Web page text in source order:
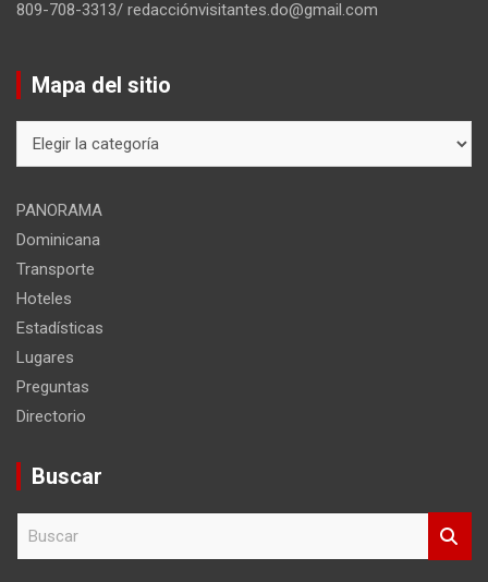
809-708-3313/ redacciónvisitantes.do@gmail.com
Mapa del sitio
del
PANORAMA
Dominicana
Transporte
Hoteles
Estadísticas
Lugares
Preguntas
Directorio
Buscar